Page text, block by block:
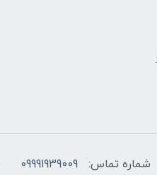
شماره تماس: 09991939009